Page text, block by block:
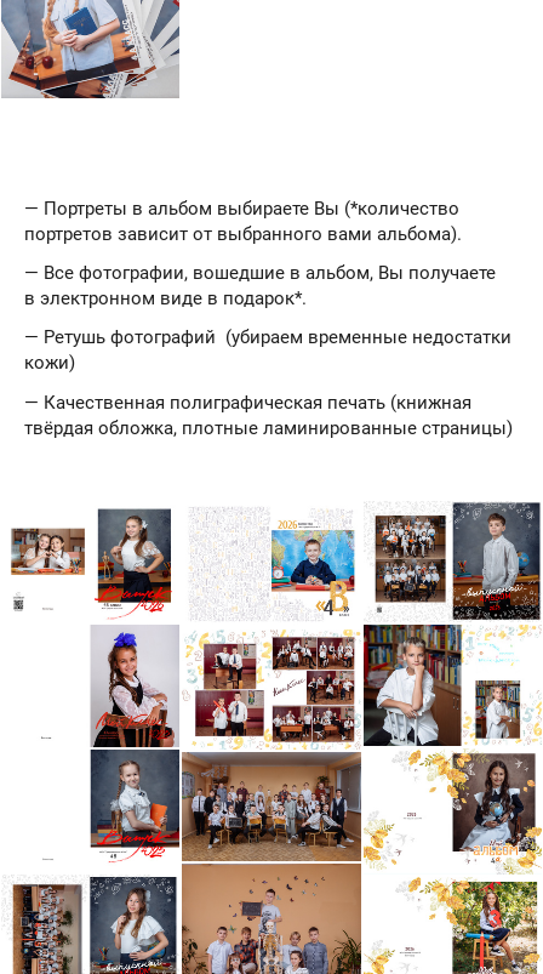
— Портреты в альбом выбираете Вы (*количество
портретов зависит от выбранного вами альбома).
— Все фотографии, вошедшие в альбом, Вы получаете
в электронном виде в подарок*.
— Ретушь фотографий (убираем временные недостатки
кожи)
— Качественная полиграфическая печать (книжная
твёрдая обложка, плотные ламинированные страницы)